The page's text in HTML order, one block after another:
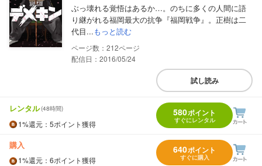
ぶっ壊れる覚悟はあるか…。のちに多くの人間に語
り継がれる福岡最大の抗争『福岡戦争』。正樹は二
代目...もっと読む
212
配信日：2016/05/24
試し読み
レンタル(48時間)
1%還元 ：5ポイント獲得
580ポイント
すぐにレンタル
購入
1%還元 ：6ポイント獲得
640ポイント
すぐに購入